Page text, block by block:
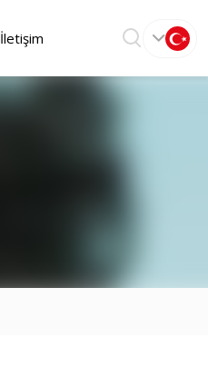
İletişim